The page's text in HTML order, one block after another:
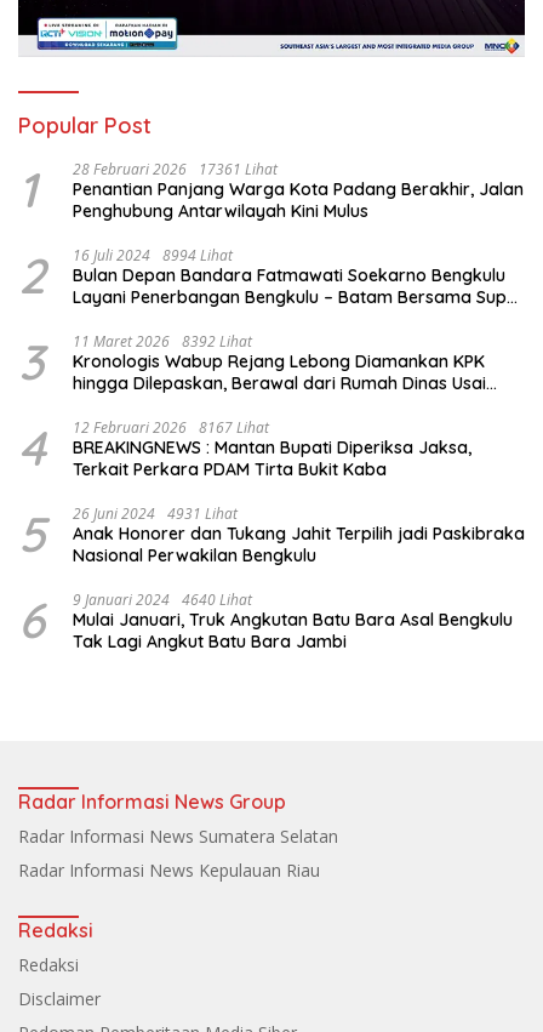
Popular Post
1 28 Februari 2026 17361 Lihat
Penantian Panjang Warga Kota Padang Berakhir, Jalan
Penghubung Antarwilayah Kini Mulus
2 16 Juli 2024 8994 Lihat
Bulan Depan Bandara Fatmawati Soekarno Bengkulu
Layani Penerbangan Bengkulu – Batam Bersama Super
3 11 Maret 2026 8392 Lihat
Kronologis Wabup Rejang Lebong Diamankan KPK
hingga Dilepaskan, Berawal dari Rumah Dinas Usai
4 12 Februari 2026 8167 Lihat
BREAKINGNEWS : Mantan Bupati Diperiksa Jaksa,
Terkait Perkara PDAM Tirta Bukit Kaba
5 26 Juni 2024 4931 Lihat
Anak Honorer dan Tukang Jahit Terpilih jadi Paskibraka
Nasional Perwakilan Bengkulu
6 9 Januari 2024 4640 Lihat
Mulai Januari, Truk Angkutan Batu Bara Asal Bengkulu
Tak Lagi Angkut Batu Bara Jambi
Radar Informasi News Group
Radar Informasi News Sumatera Selatan
Radar Informasi News Kepulauan Riau
Redaksi
Redaksi
Disclaimer